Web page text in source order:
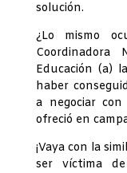
solución.
¿Lo mismo
Coordinadora
Educación (a)
haber
a negociar
ofreció en
¡Vaya con la
ser víctima